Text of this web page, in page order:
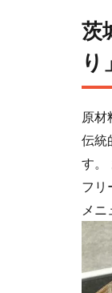
茨
り
原材
伝統
す。
フリ
メニ